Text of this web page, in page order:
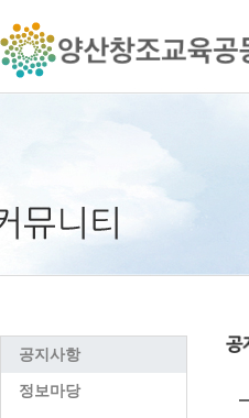
공지사항
정보마당